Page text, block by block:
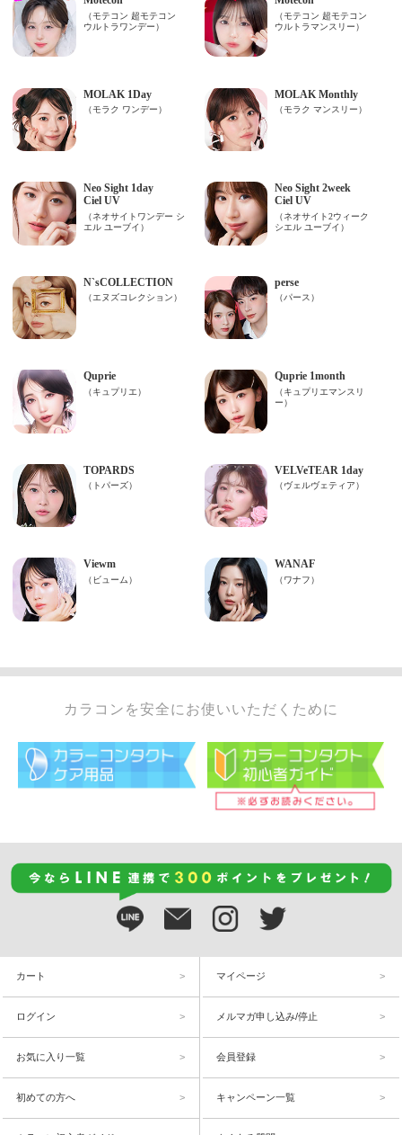
カラコンを安全にお使いいただくために
カート マイページ
ログイン メルマガ申し込み/停止
お気に入り一覧 会員登録
初めての方へ キャンペーン一覧